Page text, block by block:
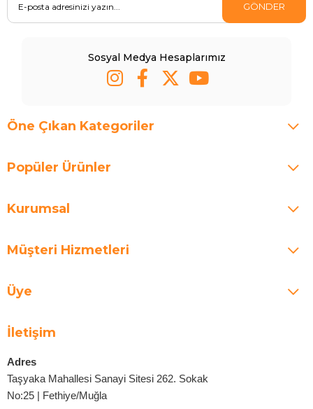
GÖNDER
Sosyal Medya Hesaplarımız
Öne Çıkan Kategoriler
Popüler Ürünler
Kurumsal
Müşteri Hizmetleri
Üye
İletişim
Adres
Taşyaka Mahallesi Sanayi Sitesi 262. Sokak
No:25 | Fethiye/Muğla